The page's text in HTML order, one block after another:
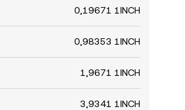
0,19671 1INCH
0,98353 1INCH
1,9671 1INCH
3,9341 1INCH